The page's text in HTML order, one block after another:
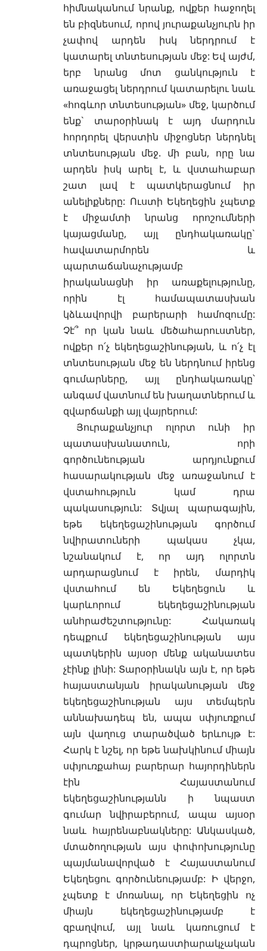
հիմնականում նրանք, ովքեր հաջողել
են բիզնեսում, որով յուրաքանչյուրն իր
չափով արդեն իսկ ներդրում է
կատարել տնտեսության մեջ: Եվ այժմ,
երբ նրանց մոտ ցանկություն է
առաջացել ներդրում կատարելու նաև
«հոգևոր տնտեսության» մեջ, կարծում
ենք` տարօրինակ է այդ մարդուն
հորդորել վերստին միջոցներ ներդնել
տնտեսության մեջ. մի բան, որը նա
արդեն իսկ արել է, և վստահաբար
շատ լավ է պատկերացնում իր
անելիքները: Ուստի Եկեղեցին չպետք
է միջամտի նրանց որոշումների
կայացմանը, այլ ընդհակառակը`
հավատարմորեն և
պարտաճանաչությամբ
իրականացնի իր առաքելությունը,
որին էլ համապատասխան
կձևավորվի բարերարի համոզումը:
Չէ՞ որ կան նաև մեծահարուստներ,
ովքեր ո՛չ եկեղեցաշինության, և ո՛չ էլ
տնտեսության մեջ են ներդնում իրենց
գումարները, այլ ընդհակառակը՝
անգամ վատնում են խաղատներում և
զվարճանքի այլ վայրերում:
Յուրաքանչյուր ոլորտ ունի իր
պատասխանատուն, որի
գործունեության արդյունքում
հասարակության մեջ առաջանում է
վստահություն կամ դրա
պակասություն: Տվյալ պարագային,
եթե եկեղեցաշինության գործում
նվիրատուների պակաս չկա,
նշանակում է, որ այդ ոլորտն
արդարացնում է իրեն, մարդիկ
վստահում են Եկեղեցուն և
կարևորում եկեղեցաշինության
անհրաժեշտությունը: Հակառակ
դեպքում եկեղեցաշինության այս
պատկերին այսօր մենք ականատես
չէինք լինի: Տարօրինակն այն է, որ եթե
հայաստանյան իրականության մեջ
եկեղեցաշինության այս տեմպերն
աննախադեպ են, ապա սփյուռքում
այն վաղուց տարածված երևույթ է:
Հարկ է նշել, որ եթե նախկինում միայն
սփյուռքահայ բարերար հայորդիներն
էին Հայաստանում
եկեղեցաշինությանն ի նպաստ
գումար նվիրաբերում, ապա այսօր
նաև հայրենաբնակները: Անկասկած,
մտածողության այս փոփոխությունը
պայմանավորված է Հայաստանում
Եկեղեցու գործունեությամբ: Ի վերջո,
չպետք է մոռանալ, որ Եկեղեցին ոչ
միայն եկեղեցաշինությամբ է
զբաղվում, այլ նաև կառուցում է
դպրոցներ, կրթադաստիարակչական